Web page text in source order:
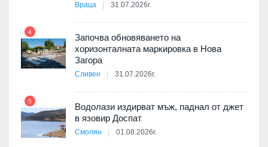
Враца 31.07.2026г.
4
Започва обновяването на
хоризонталната маркировка в Нова
Загора
Сливен 31.07.2026г.
5
Водолази издирват мъж, паднал от джет
в язовир Доспат
Смолян 01.08.2026г.